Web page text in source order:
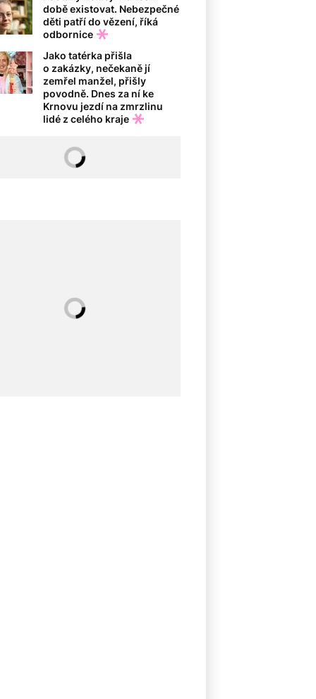
době existovat. Nebezpečné
děti patří do vězení, říká
odbornice
Jako tatérka přišla
o zakázky, nečekaně jí
zemřel manžel, přišly
povodně. Dnes za ní ke
Krnovu jezdí na zmrzlinu
lidé z celého kraje